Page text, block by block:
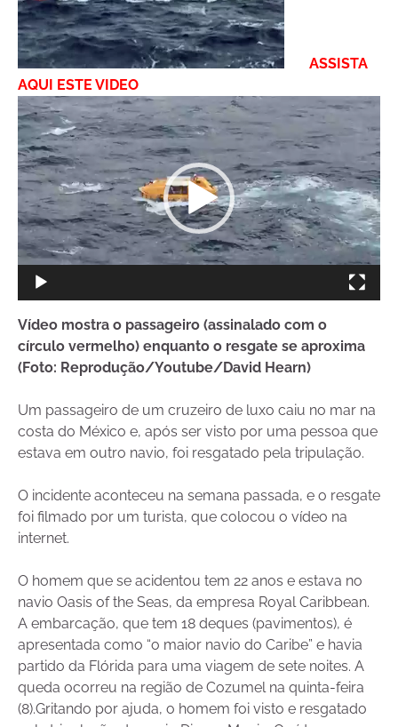
ASSISTA
AQUI ESTE VIDEO
Tocador
de
vídeo
Vídeo mostra o passageiro (assinalado com o
círculo vermelho) enquanto o resgate se aproxima
(Foto: Reprodução/Youtube/David Hearn)
Um passageiro de um cruzeiro de luxo caiu no mar na
costa do México e, após ser visto por uma pessoa que
estava em outro navio, foi resgatado pela tripulação.
O incidente aconteceu na semana passada, e o resgate
foi filmado por um turista, que colocou o vídeo na
internet.
O homem que se acidentou tem 22 anos e estava no
navio Oasis of the Seas, da empresa Royal Caribbean.
A embarcação, que tem 18 deques (pavimentos), é
apresentada como “o maior navio do Caribe” e havia
partido da Flórida para uma viagem de sete noites. A
queda ocorreu na região de Cozumel na quinta-feira
(8).Gritando por ajuda, o homem foi visto e resgatado